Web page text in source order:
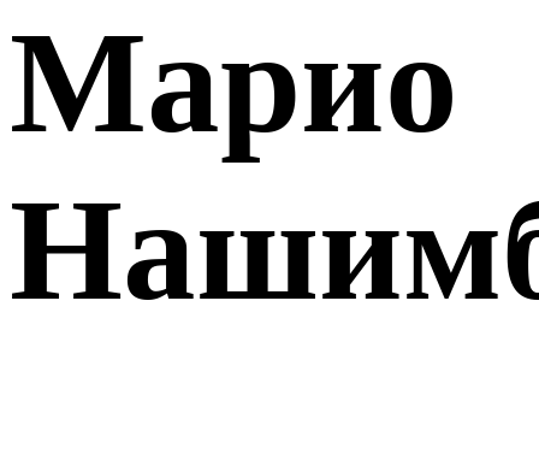
Марио